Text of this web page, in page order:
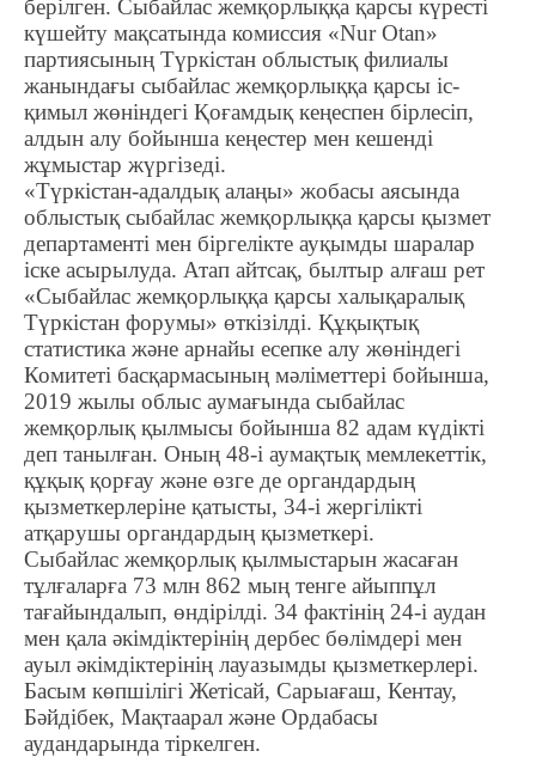
берілген. Сыбайлас жемқорлыққа қарсы күресті
күшейту мақсатында комиссия «Nur Otan»
партиясының Түркістан облыстық филиалы
жанындағы сыбайлас жемқорлыққа қарсы іс-
қимыл жөніндегі Қоғамдық кеңеспен бірлесіп,
алдын алу бойынша кеңестер мен кешенді
жұмыстар жүргізеді.
«Түркістан-адалдық алаңы» жобасы аясында
облыстық сыбайлас жемқорлыққа қарсы қызмет
департаменті мен біргелікте ауқымды шаралар
іске асырылуда. Атап айтсақ, былтыр алғаш рет
«Сыбайлас жемқорлыққа қарсы халықаралық
Түркістан форумы» өткізілді. Құқықтық
статистика және арнайы есепке алу жөніндегі
Комитеті басқармасының мәліметтері бойынша,
2019 жылы облыс аумағында сыбайлас
жемқорлық қылмысы бойынша 82 адам күдікті
деп танылған. Оның 48-і аумақтық мемлекеттік,
құқық қорғау және өзге де органдардың
қызметкерлеріне қатысты, 34-і жергілікті
атқарушы органдардың қызметкері.
Сыбайлас жемқорлық қылмыстарын жасаған
тұлғаларға 73 млн 862 мың тенге айыппұл
тағайындалып, өндірілді. 34 фактінің 24-і аудан
мен қала әкімдіктерінің дербес бөлімдері мен
ауыл әкімдіктерінің лауазымды қызметкерлері.
Басым көпшілігі Жетісай, Сарыағаш, Кентау,
Бәйдібек, Мақтаарал және Ордабасы
аудандарында тіркелген.